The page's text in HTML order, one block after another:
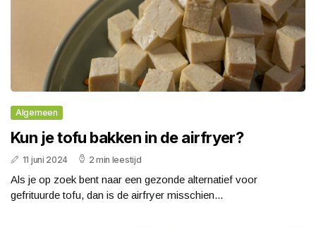
Algemeen
Kun je tofu bakken in de airfryer?
11 juni 2024 2 min leestijd
Als je op zoek bent naar een gezonde alternatief voor
gefrituurde tofu, dan is de airfryer misschien...